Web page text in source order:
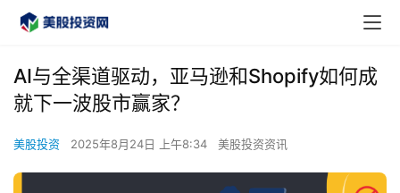
AI与全渠道驱动，亚马逊和Shopify如何成
就下一波股市赢家？
美股投资 2025年8月24日 上午8:34 美股投资资讯